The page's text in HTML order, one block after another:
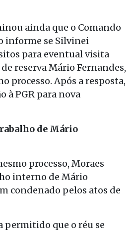
ainda que o Comando
informe se Silvinei
para eventual visita
reserva Mário Fernandes,
processo. Após a resposta,
à PGR para nova
de Mário
processo, Moraes
interno de Mário
condenado pelos atos de
permitido que o réu se